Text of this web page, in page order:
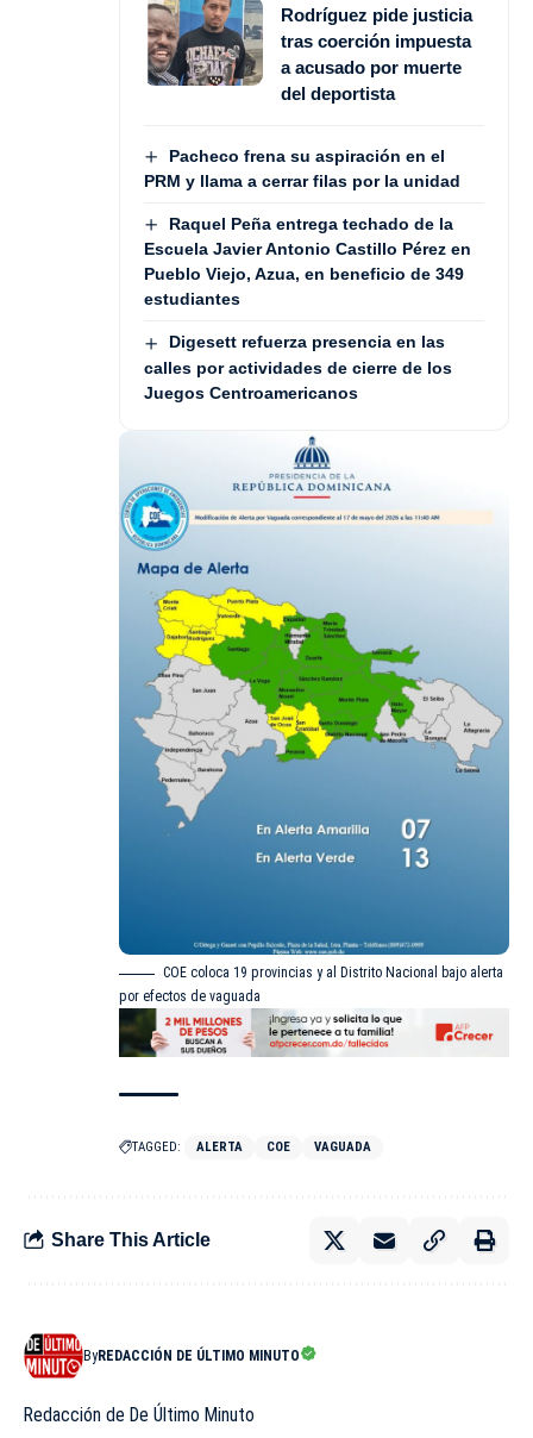
Rodríguez pide justicia
tras coerción impuesta
a acusado por muerte
del deportista
Pacheco frena su aspiración en el
PRM y llama a cerrar filas por la unidad
Raquel Peña entrega techado de la
Escuela Javier Antonio Castillo Pérez en
Pueblo Viejo, Azua, en beneficio de 349
estudiantes
Digesett refuerza presencia en las
calles por actividades de cierre de los
Juegos Centroamericanos
COE coloca 19 provincias y al Distrito Nacional bajo alerta
por efectos de vaguada
TAGGED: ALERTA COE VAGUADA
Share This Article
ByREDACCIÓN DE ÚLTIMO MINUTO
Redacción de De Último Minuto